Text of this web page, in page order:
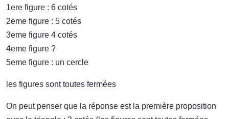
1ere figure : 6 cotés
2eme figure : 5 cotés
3eme figure 4 cotés
4eme figure ?
5eme figure : un cercle
les figures sont toutes fermées
On peut penser que la réponse est la première proposition